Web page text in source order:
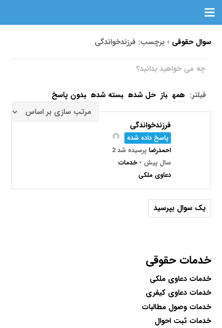
سوال حقوقی ›برچسب: فرزندخواندگی
فیلتر: همه باز حل شده بسته شده بدون پاسخ
فرزندخواندگی
پاسخ داده شده
احمدرضا
پرسیده شد 2
سال پیش •خدمات
دعاوی ملکی
یک سوال بپرسید
خدمات حقوقی
خدمات دعاوی ملکی
خدمات دعاوی کیفری
خدمات وصول مطالبات
خدمات ثبت احوال